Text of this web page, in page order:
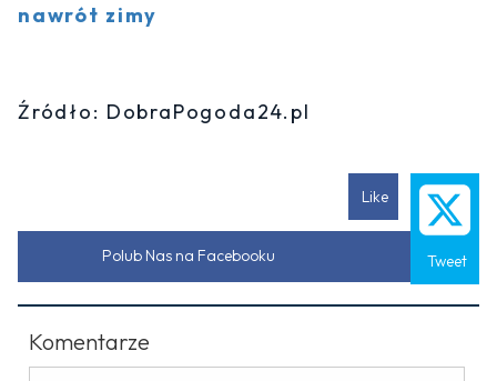
nawrót zimy
Źródło: DobraPogoda24.pl
Like
Tweet
Polub Nas na Facebooku
Komentarze